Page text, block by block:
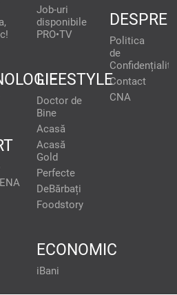
Job-uri
disponibile
PRO•TV
LIFESTYLE
Doctor de
Bine
Acasă
Acasă
Gold
Perfecte
DeBărbați
Foodstory
ECONOMIC
iBani
DESPRE
Politica
de
Contact
CNA